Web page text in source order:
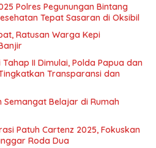
Polres Pegunungan Bintang
Tepat Sasaran di Oksibil
Ratusan Warga Kepi
II Dimulai, Polda Papua dan
Transparansi dan
Semangat Belajar di Rumah
Patuh Cartenz 2025, Fokuskan
Roda Dua